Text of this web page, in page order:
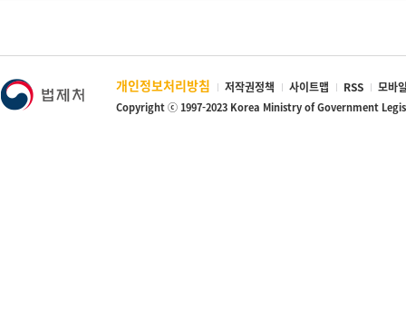
개인정보처리방침 저작권정책 사이트맵 RSS 모바
Copyright ⓒ 1997-2023 Korea Ministry of Government